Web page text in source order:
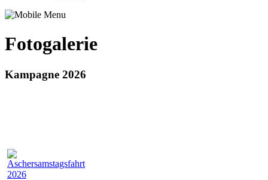
Fotogalerie
Kampagne 2026